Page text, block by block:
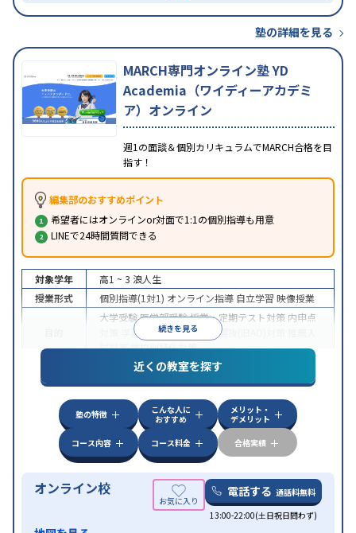
塾の詳細を見る
MARCH専門オンライン塾 YD
Academia（ワイディーアカデミ
ア）オンライン
週1の面談＆個別カリキュラムでMARCH合格を目
指す！
編集部のおすすめポイント
希望者にはオンラインor対面で1:1の個別指導も用意
LINEで24時間質問できる
続きを見る
対象学年 高1 ~ 3 浪人生
授業形式
個別指導(1対1) オンライン指導 自立学習 映像授業
大学受験医学部受験授業・定期テスト対策 内申点
学習習慣の定着 総合型選抜(旧AO)対策
試対策学校別特化対策
特徴
中高一貫校生に対応授業の振替可能
学習にPC・タブレットを利用オンライン対応1
科目から受講可能
近くの教室を探す
塾の特徴
こんな人に
おすすめ
メリット・
デメリット
コース内容
コース料金 合格実績
オンライン校 電話する 通話料無料
13:00-22:00(土日祝日問わず)